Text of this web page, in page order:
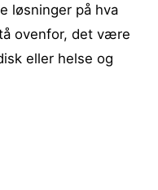
løsninger på hva
ovenfor, det være
eller helse og